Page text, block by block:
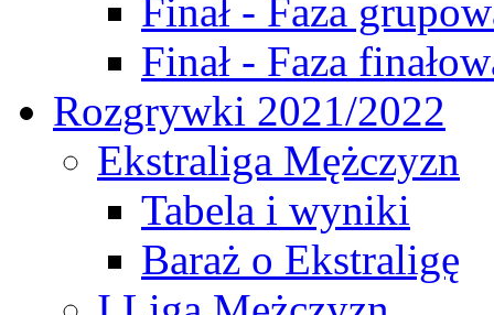
Finał - Faza
Finał - Faza
Rozgrywki 2021/2022
Ekstraliga Mężczyzn
Tabela i wyniki
Baraż o Ekstraligę